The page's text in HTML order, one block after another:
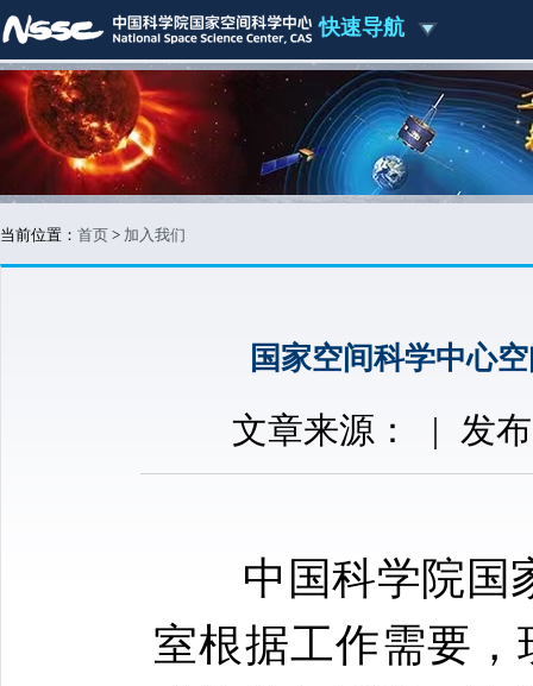
快速导航
当前位置： 首页 > 加入我们
国家空间科学中心
文章来源： | 发
中国科学院国
室根据工作需要